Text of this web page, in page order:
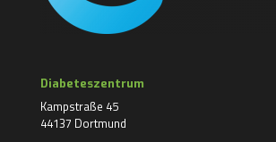
Diabeteszentrum
Kampstraße 45
44137 Dortmund